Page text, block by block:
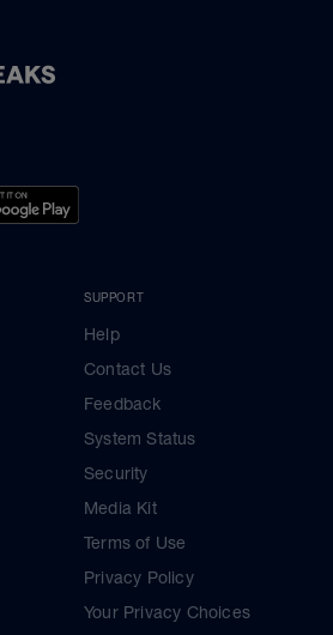
SUPPORT
Help
Contact Us
Feedback
System Status
Security
Media Kit
Terms of Use
Privacy Policy
Your Privacy Choices